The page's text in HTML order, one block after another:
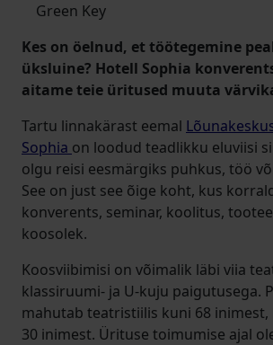
Green Key
Kes on öelnud, et töötegemine
üksluine? Hotell Sophia
aitame teie üritused muuta
Tartu linnakärast eemal
Sophia on loodud teadlikku eluviisi
olgu reisi eesmärgiks puhkus, töö
See on just see õige koht, kus
konverents, seminar, koolitus,
koosolek.
Koosviibimisi on võimalik läbi viia
klassiruumi- ja U-kuju paigutusega.
mahutab teatristiilis kuni 68 inimest,
30 inimest. Ürituse toimumise ajal